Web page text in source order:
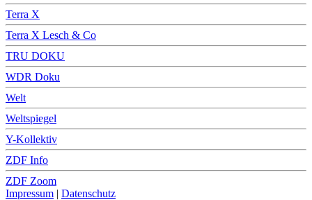
Terra X
Terra X Lesch & Co
TRU DOKU
WDR Doku
Welt
Weltspiegel
Y-Kollektiv
ZDF Info
ZDF Zoom
Impressum | Datenschutz